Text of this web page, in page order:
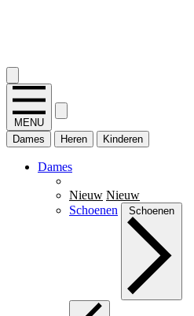
MENU
Dames
Heren Kinderen
Dames
Nieuw Nieuw
Schoenen
Schoenen